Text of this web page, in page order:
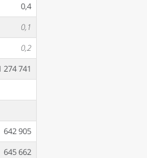
0,4
0,1
0,2
274 741
642 905
645 662